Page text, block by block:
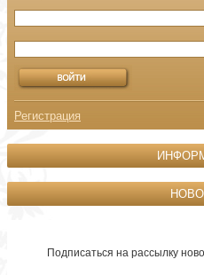
Регистрация
Подписаться на рассылку